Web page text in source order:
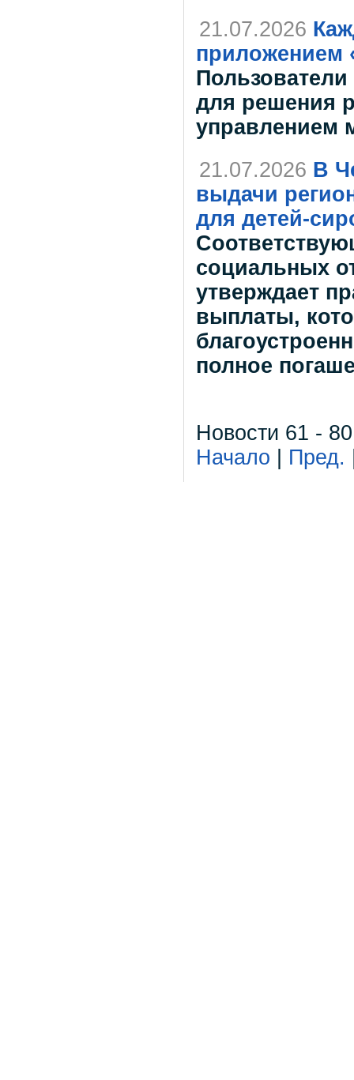
21.07.2026
приложением
для решения
управлением
21.07.2026 В
выдачи
для детей-
социальных
утверждает
выплаты,
полное
Новости 61 -
Начало
Пред.